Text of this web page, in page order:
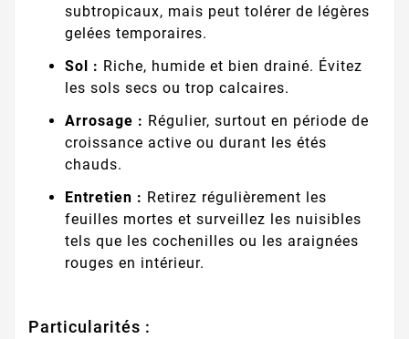
subtropicaux, mais peut tolérer de légères
gelées temporaires.
Sol : Riche, humide et bien drainé. Évitez
les sols secs ou trop calcaires.
Arrosage : Régulier, surtout en période de
croissance active ou durant les étés
chauds.
Entretien : Retirez régulièrement les
feuilles mortes et surveillez les nuisibles
tels que les cochenilles ou les araignées
rouges en intérieur.
Particularités :